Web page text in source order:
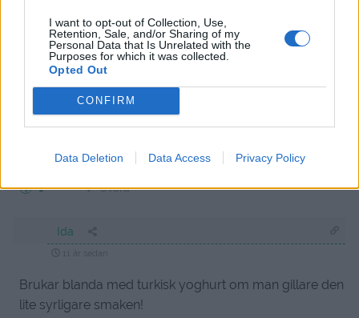
I want to opt-out of Collection, Use,
Retention, Sale, and/or Sharing of my
Personal Data that Is Unrelated with the
Purposes for which it was collected.
Opted Out
CONFIRM
Data Deletion Data Access Privacy Policy
Bra tips! Tack! : )
Svara
Jennifer
Kallas också Ris à la Malta
1 Svara
Ida
11 år sedan
Brukar blanda med turkisk yoghurt om man gillare den
lite syrligare smaken!